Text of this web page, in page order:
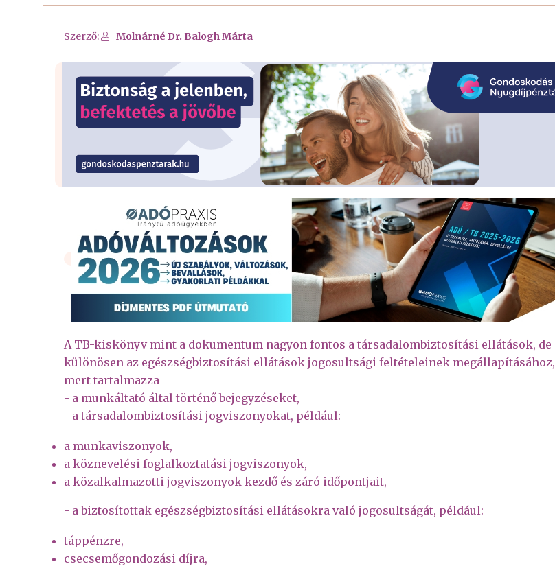
Szerző: Molnárné Dr. Balogh Márta
A TB-kiskönyv mint a dokumentum nagyon fontos a társadalombiztosítási ellátások, de
különösen az egészségbiztosítási ellátások jogosultsági feltételeinek megállapításához,
mert tartalmazza
- a munkáltató által történő bejegyzéseket,
- a társadalombiztosítási jogviszonyokat, például:
a munkaviszonyok,
a köznevelési foglalkoztatási jogviszonyok,
a közalkalmazotti jogviszonyok kezdő és záró időpontjait,
- a biztosítottak egészségbiztosítási ellátásokra való jogosultságát, például:
táppénzre,
csecsemőgondozási díjra,